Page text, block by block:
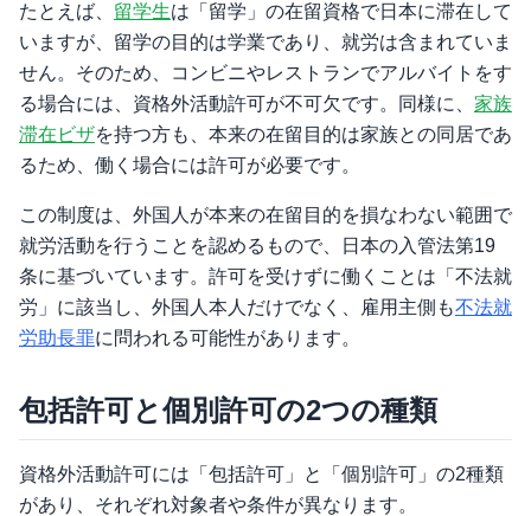
たとえば、 留学生は「留学」の在留資格で日本に滞在して
いますが、留学の目的は学業であり、就労は含まれていま
せん。そのため、コンビニやレストランでアルバイトをす
る場合には、資格外活動許可が不可欠です。同様に、 家族
滞在ビザを持つ方も、本来の在留目的は家族との同居であ
るため、働く場合には許可が必要です。
この制度は、外国人が本来の在留目的を損なわない範囲で
就労活動を行うことを認めるもので、日本の入管法第19
条に基づいています。許可を受けずに働くことは「不法就
労」に該当し、外国人本人だけでなく、雇用主側も不法就
労助長罪に問われる可能性があります。
包括許可と個別許可の2つの種類
資格外活動許可には「包括許可」と「個別許可」の2種類
があり、それぞれ対象者や条件が異なります。